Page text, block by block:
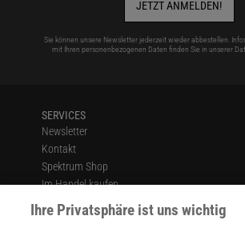
JETZT ANMELDEN!
Sie können unsere Newsletter jederzeit wieder abbestellen.
mit Ihren personenbezogenen Daten finden Sie in unserer
SERVICES
Newsletter
Kontakt
Spektrum Shop
Im Handel kaufen
Presse
Verträge kündigen
Ihre Privatsphäre ist uns wichtig